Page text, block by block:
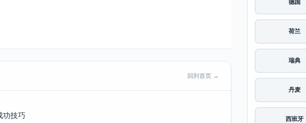
回到首页 →
功技巧
德国
荷兰
瑞典
丹麦
西班牙